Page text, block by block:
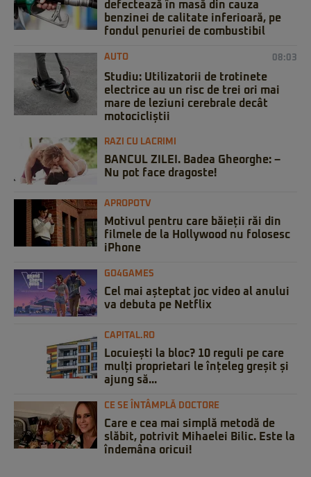
defectează în masă din cauza
benzinei de calitate inferioară, pe
fondul penuriei de combustibil
AUTO 08:03
Studiu: Utilizatorii de trotinete
electrice au un risc de trei ori mai
mare de leziuni cerebrale decât
motocicliștii
RAZI CU LACRIMI
BANCUL ZILEI. Badea Gheorghe: –
Nu pot face dragoste!
APROPOTV
Motivul pentru care băieții răi din
filmele de la Hollywood nu folosesc
iPhone
GO4GAMES
Cel mai așteptat joc video al anului
va debuta pe Netflix
CAPITAL.RO
Locuiești la bloc? 10 reguli pe care
mulți proprietari le înțeleg greșit și
ajung să...
CE SE ÎNTÂMPLĂ DOCTORE
Care e cea mai simplă metodă de
slăbit, potrivit Mihaelei Bilic. Este la
îndemâna oricui!